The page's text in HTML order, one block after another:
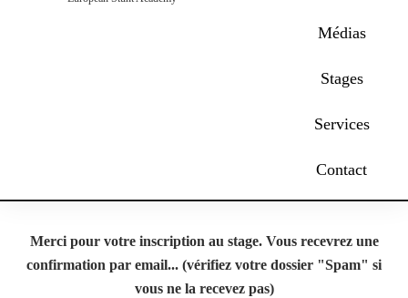
Médias
Stages
Services
Contact
Merci pour votre inscription au stage. Vous recevrez une
confirmation par email... (vérifiez votre dossier "Spam" si
vous ne la recevez pas)